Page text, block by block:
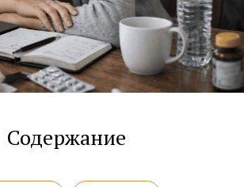
Содержание